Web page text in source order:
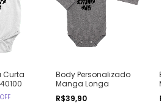
Curta
OFF
Body Personalizado
Manga Longa
R$39,90